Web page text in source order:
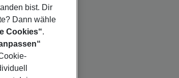
bist. Dir
Dann wähle
Cookies“.